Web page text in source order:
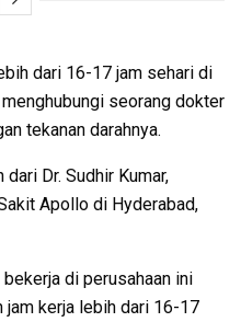
dari 16-17 jam sehari di
seorang dokter
tekanan darahnya.
Dr. Sudhir Kumar,
Apollo di Hyderabad,
di perusahaan ini
jam kerja lebih dari 16-17